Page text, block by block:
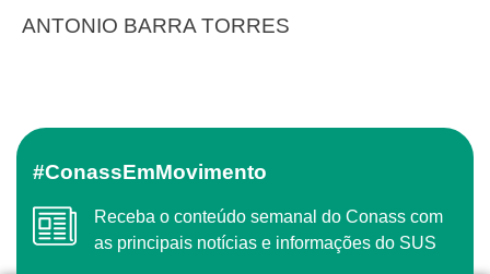
ANTONIO BARRA TORRES
#ConassEmMovimento
Receba o conteúdo semanal do Conass com
as principais notícias e informações do SUS